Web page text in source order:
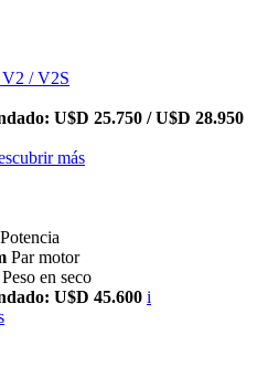
V2 / V2S
U$D 25.750 / U$D 28.950
más
Potencia
Par motor
Peso en seco
U$D 45.600 i